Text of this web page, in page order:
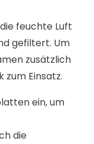
feuchte Luft
gefiltert. Um
zusätzlich
Einsatz.
ein, um
die